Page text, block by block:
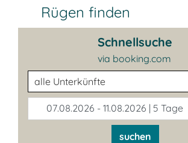
Rügen finden
Schnellsuche
via booking.com
Unterkunftsart
07.08.2026 - 11.08.2026 | 5 Tage
suchen